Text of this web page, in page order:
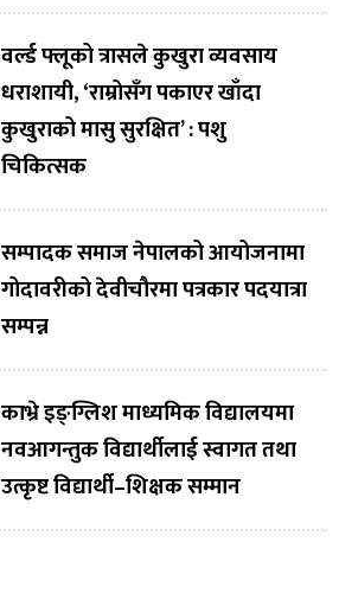
वर्ल्ड फ्लूको त्रासले कुखुरा व्यवसाय
धराशायी, ‘राम्रोसँग पकाएर खाँदा
कुखुराको मासु सुरक्षित’ : पशु
चिकित्सक
सम्पादक समाज नेपालको आयोजनामा
गोदावरीको देवीचौरमा पत्रकार पदयात्रा
सम्पन्न
काभ्रे इङ्ग्लिश माध्यमिक विद्यालयमा
नवआगन्तुक विद्यार्थीलाई स्वागत तथा
उत्कृष्ट विद्यार्थी–शिक्षक सम्मान